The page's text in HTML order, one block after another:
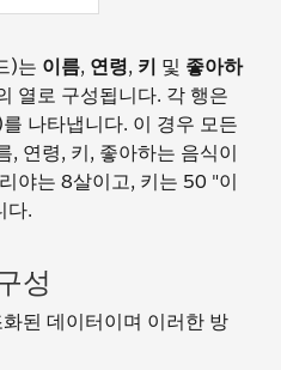
)는 이름, 연령, 키 및 좋아하
열로 구성됩니다. 각 행은
나타냅니다. 이 경우 모든
, 연령, 키, 좋아하는 음식이
야는 8살이고, 키는 50 "이
다.
성
된 데이터이며 이러한 방